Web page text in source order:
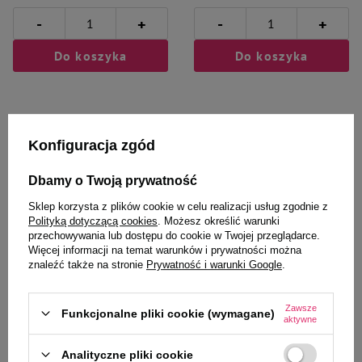
opakowanie oddać do recyklingu. Duże ilości odpadowego produktu należy
przekazać do
firmy utylizacyjnej.
Opakowanie
Spray 150 ml
- +
Do koszyka
- +
Do koszyka
Wybrane specjalnie dla
Ciebie i Twojego czworonoga
Konfiguracja zgód
Dbamy o Twoją prywatność
Sklep korzysta z plików cookie w celu realizacji usług zgodnie z
Polityką dotyczącą cookies . Możesz określić warunki
przechowywania lub dostępu do cookie w Twojej przeglądarce.
Więcej informacji na temat warunków i prywatności można
znaleźć także na stronie Prywatność i warunki Google
Funkcjonalne pliki cookie (wymagane)
Zawsze
aktywne
Analityczne pliki cookie